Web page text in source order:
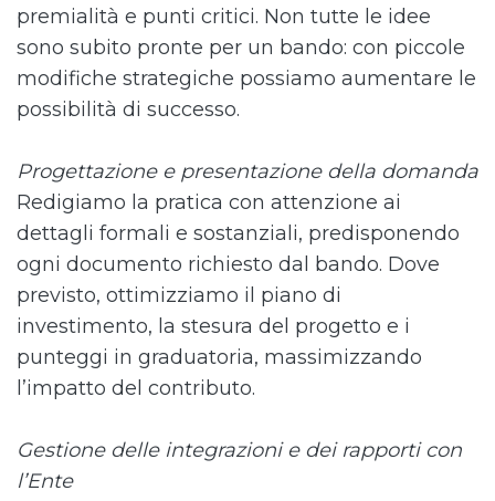
premialità e punti critici. Non tutte le idee
sono subito pronte per un bando: con piccole
modifiche strategiche possiamo aumentare le
possibilità di successo.
Progettazione e presentazione della domanda
Redigiamo la pratica con attenzione ai
dettagli formali e sostanziali, predisponendo
ogni documento richiesto dal bando. Dove
previsto, ottimizziamo il piano di
investimento, la stesura del progetto e i
punteggi in graduatoria, massimizzando
l’impatto del contributo.
Gestione delle integrazioni e dei rapporti con
l’Ente